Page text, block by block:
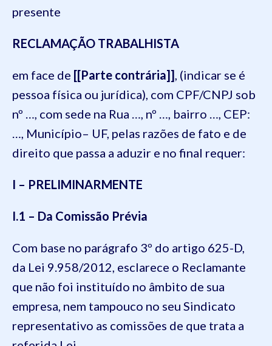
presente
RECLAMAÇÃO TRABALHISTA
em face de [[Parte contrária]] , (indicar se é
pessoa física ou jurídica), com CPF/CNPJ sob
nº …, com sede na Rua …, nº …, bairro …, CEP:
…, Município– UF, pelas razões de fato e de
direito que passa a aduzir e no final requer:
I – PRELIMINARMENTE
I.1 – Da Comissão Prévia
Com base no parágrafo 3º do artigo 625-D,
da Lei 9.958/2012, esclarece o Reclamante
que não foi instituído no âmbito de sua
empresa, nem tampouco no seu Sindicato
representativo as comissões de que trata a